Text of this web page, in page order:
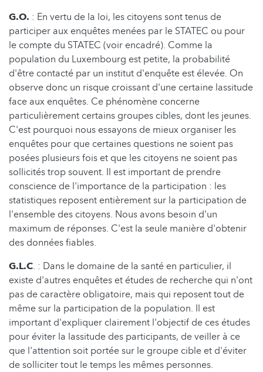
G.O. : En vertu de la loi, les citoyens sont tenus de
participer aux enquêtes menées par le STATEC ou pour
le compte du STATEC (voir encadré). Comme la
population du Luxembourg est petite, la probabilité
d'être contacté par un institut d'enquête est élevée. On
observe donc un risque croissant d'une certaine lassitude
face aux enquêtes. Ce phénomène concerne
particulièrement certains groupes cibles, dont les jeunes.
C'est pourquoi nous essayons de mieux organiser les
enquêtes pour que certaines questions ne soient pas
posées plusieurs fois et que les citoyens ne soient pas
sollicités trop souvent. Il est important de prendre
conscience de l'importance de la participation : les
statistiques reposent entièrement sur la participation de
l'ensemble des citoyens. Nous avons besoin d'un
maximum de réponses. C'est la seule manière d'obtenir
des données fiables.
G.L.C. : Dans le domaine de la santé en particulier, il
existe d'autres enquêtes et études de recherche qui n'ont
pas de caractère obligatoire, mais qui reposent tout de
même sur la participation de la population. Il est
important d'expliquer clairement l'objectif de ces études
pour éviter la lassitude des participants, de veiller à ce
que l'attention soit portée sur le groupe cible et d'éviter
de solliciter tout le temps les mêmes personnes.